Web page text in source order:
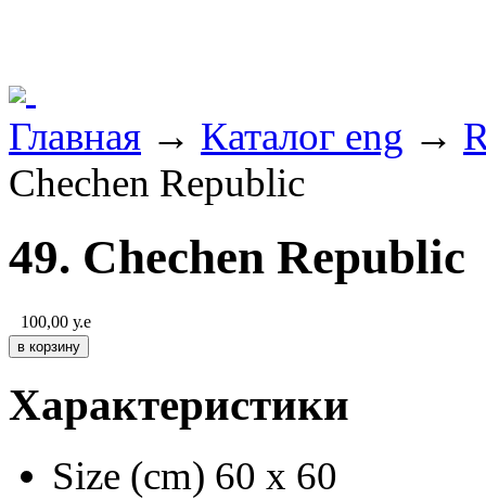
Главная → Каталог eng →
Chechen Republic
49. Chechen Republic
100,00 у.е
Характеристики
Size (cm) 60 х 60